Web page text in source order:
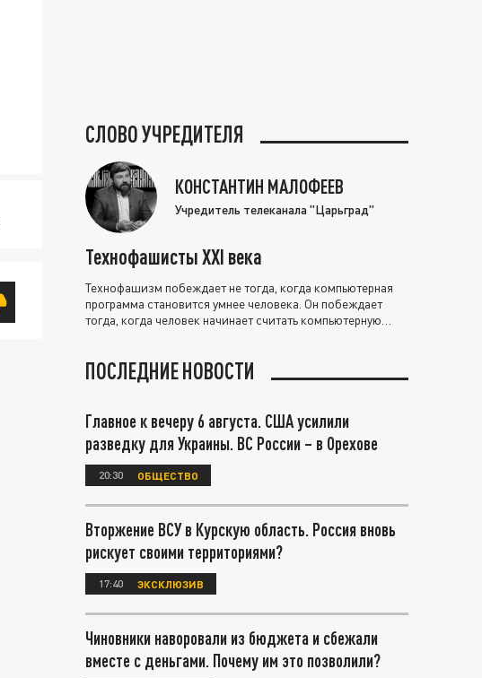
СЛОВО УЧРЕДИТЕЛЯ
КОНСТАНТИН МАЛОФЕЕВ
Учредитель телеканала "Царьград"
Технофашисты XXI века
Технофашизм побеждает не тогда, когда компьютерная
программа становится умнее человека. Он побеждает
тогда, когда человек начинает считать компьютерную
ПОСЛЕДНИЕ НОВОСТИ
Главное к вечеру 6 августа. США усилили
разведку для Украины. ВС России – в Орехове
20:30 ОБЩЕСТВО
Вторжение ВСУ в Курскую область. Россия вновь
рискует своими территориями?
17:40 ЭКСКЛЮЗИВ
Чиновники наворовали из бюджета и сбежали
вместе с деньгами. Почему им это позволили?